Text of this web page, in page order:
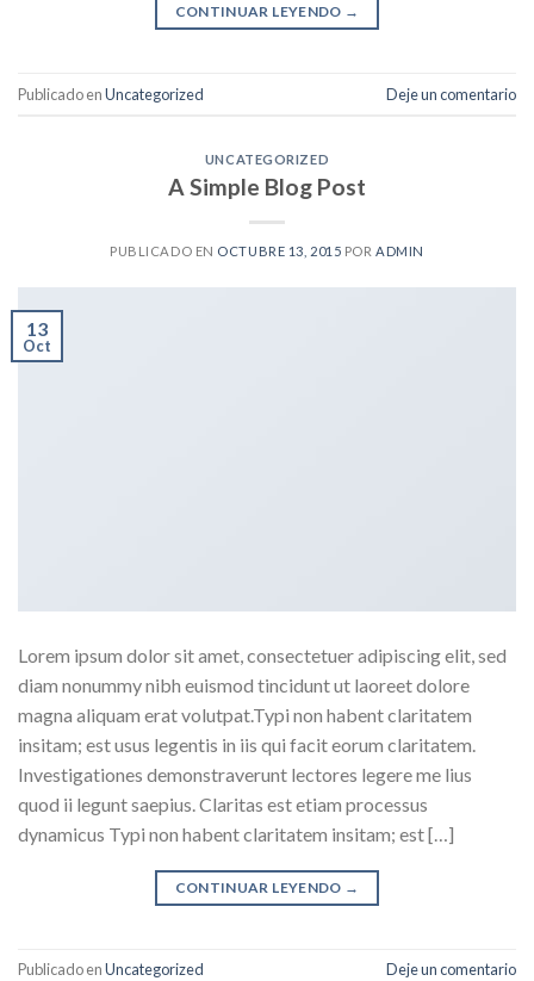
CONTINUAR LEYENDO →
Publicado enUncategorized Deje un comentario
UNCATEGORIZED
A Simple Blog Post
PUBLICADO EN OCTUBRE 13, 2015 PORADMIN
13
Oct
Lorem ipsum dolor sit amet, consectetuer adipiscing elit, sed
diam nonummy nibh euismod tincidunt ut laoreet dolore
magna aliquam erat volutpat.Typi non habent claritatem
insitam; est usus legentis in iis qui facit eorum claritatem.
Investigationes demonstraverunt lectores legere me lius
quod ii legunt saepius. Claritas est etiam processus
dynamicus Typi non habent claritatem insitam; est […]
CONTINUAR LEYENDO →
Publicado enUncategorized Deje un comentario